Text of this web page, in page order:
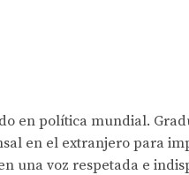
en política mundial.
en el extranjero para
una voz respetada e